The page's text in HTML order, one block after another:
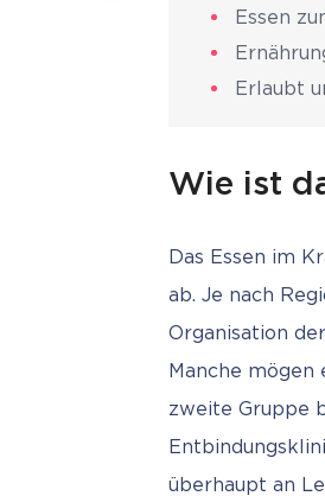
Essen
Erlaubt
Wie ist
Das Essen im
ab. Je nach
Organisation
Manche mögen
zweite Gruppe
überhaupt an